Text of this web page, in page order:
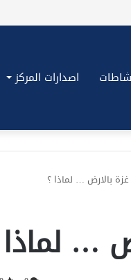
اصدارات المركز
بالارض … لماذا ؟
…